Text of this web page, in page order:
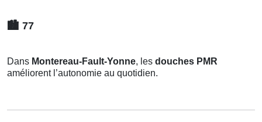
🏙️ 77
Dans Montereau-Fault-Yonne, les douches PMR
améliorent l’autonomie au quotidien.